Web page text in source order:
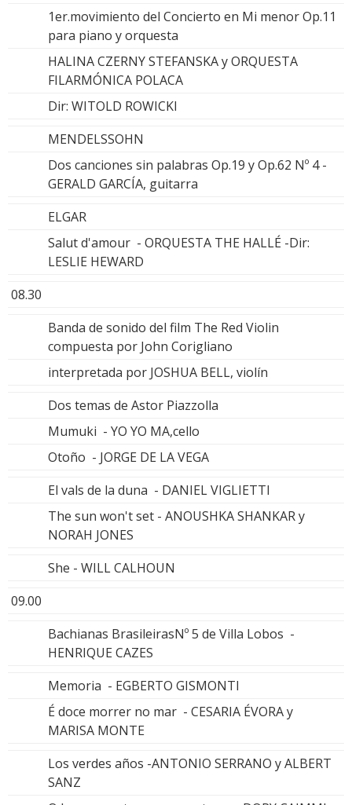
1er.movimiento del Concierto en Mi menor Op.11
para piano y orquesta
HALINA CZERNY STEFANSKA y ORQUESTA
FILARMÓNICA POLACA
Dir: WITOLD ROWICKI
MENDELSSOHN
Dos canciones sin palabras Op.19 y Op.62 Nº 4 -
GERALD GARCÍA, guitarra
ELGAR
Salut d'amour - ORQUESTA THE HALLÉ -Dir:
LESLIE HEWARD
08.30
Banda de sonido del film The Red Violin
compuesta por John Corigliano
interpretada por JOSHUA BELL, violín
Dos temas de Astor Piazzolla
Mumuki - YO YO MA,cello
Otoño - JORGE DE LA VEGA
El vals de la duna - DANIEL VIGLIETTI
The sun won't set - ANOUSHKA SHANKAR y
NORAH JONES
She - WILL CALHOUN
09.00
Bachianas BrasileirasNº 5 de Villa Lobos -
HENRIQUE CAZES
Memoria - EGBERTO GISMONTI
É doce morrer no mar - CESARIA ÉVORA y
MARISA MONTE
Los verdes años -ANTONIO SERRANO y ALBERT
SANZ